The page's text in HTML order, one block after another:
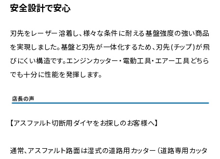
安全設計で安心
刃先をレーザー溶着し、様々な条件に耐える基盤強度の強い商品
を実現しました。基盤と刃先が一体化するため、刃先(チップ)が飛
びにくい構造です。エンジンカッター・電動工具・エアー工具どちら
でも十分に性能を発揮します。
【アスファルト切断用ダイヤをお探しのお客様へ】
通常、アスファルト路面は湿式の道路用カッター（道路専用カッタ